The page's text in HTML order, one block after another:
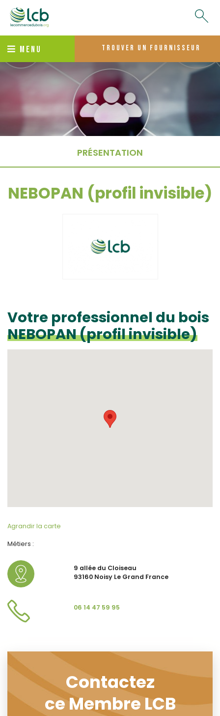
MENU trouver un fournisseur
PRÉSENTATION
NEBOPAN (profil invisible)
Votre professionnel du bois
NEBOPAN (profil invisible)
Agrandir la carte
Métiers :
9 allée du Cloiseau
93160 Noisy Le Grand France
06 14 47 59 95
Contactez
ce Membre LCB